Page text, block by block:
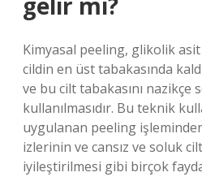
Kimyasal peeling, glikolik
cildin en üst tabakasında
ve bu cilt tabakasını nazikçe
kullanılmasıdır. Bu teknik
uygulanan peeling
izlerinin ve cansız ve soluk
iyileştirilmesi gibi birçok